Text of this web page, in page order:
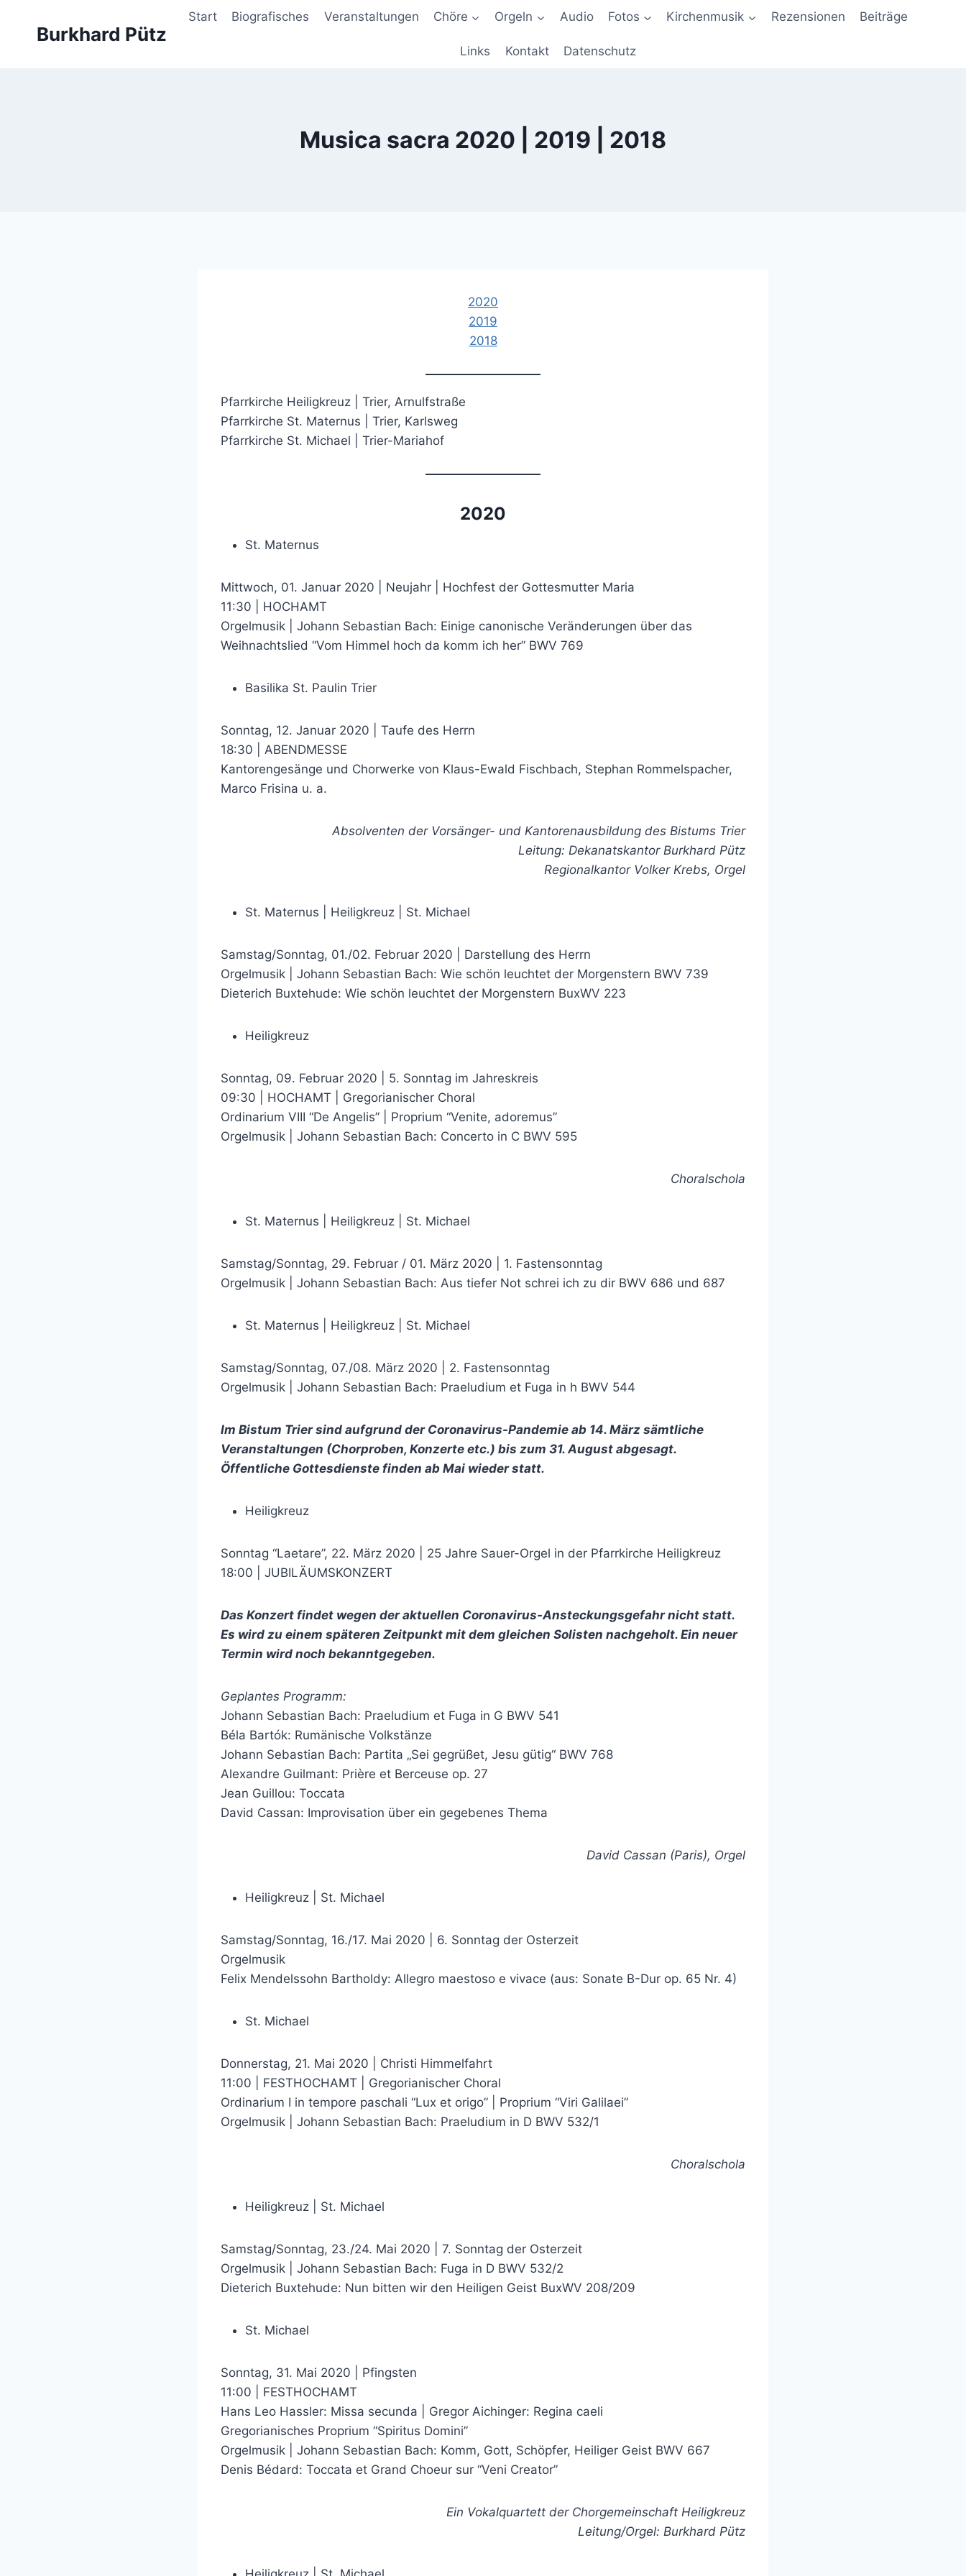
Burkhard Pütz
Start Biografisches Veranstaltungen Chöre Orgeln Audio Fotos Kirchenmusik Rezensionen Beiträge
Links Kontakt Datenschutz
Musica sacra 2020 | 2019 | 2018
2020
2019
2018
Pfarrkirche Heiligkreuz | Trier, Arnulfstraße
Pfarrkirche St. Maternus | Trier, Karlsweg
Pfarrkirche St. Michael | Trier-Mariahof
2020
St. Maternus
Mittwoch, 01. Januar 2020 | Neujahr | Hochfest der Gottesmutter Maria
11:30 | HOCHAMT
Orgelmusik | Johann Sebastian Bach: Einige canonische Veränderungen über das
Weihnachtslied “Vom Himmel hoch da komm ich her” BWV 769
Basilika St. Paulin Trier
Sonntag, 12. Januar 2020 | Taufe des Herrn
18:30 | ABENDMESSE
Kantorengesänge und Chorwerke von Klaus-Ewald Fischbach, Stephan Rommelspacher,
Marco Frisina u. a.
Absolventen der Vorsänger- und Kantorenausbildung des Bistums Trier
Leitung: Dekanatskantor Burkhard Pütz
Regionalkantor Volker Krebs, Orgel
St. Maternus | Heiligkreuz | St. Michael
Samstag/Sonntag, 01./02. Februar 2020 | Darstellung des Herrn
Orgelmusik | Johann Sebastian Bach: Wie schön leuchtet der Morgenstern BWV 739
Dieterich Buxtehude: Wie schön leuchtet der Morgenstern BuxWV 223
Heiligkreuz
Sonntag, 09. Februar 2020 | 5. Sonntag im Jahreskreis
09:30 | HOCHAMT | Gregorianischer Choral
Ordinarium VIII “De Angelis” | Proprium “Venite, adoremus”
Orgelmusik | Johann Sebastian Bach: Concerto in C BWV 595
Choralschola
St. Maternus | Heiligkreuz | St. Michael
Samstag/Sonntag, 29. Februar / 01. März 2020 | 1. Fastensonntag
Orgelmusik | Johann Sebastian Bach: Aus tiefer Not schrei ich zu dir BWV 686 und 687
St. Maternus | Heiligkreuz | St. Michael
Samstag/Sonntag, 07./08. März 2020 | 2. Fastensonntag
Orgelmusik | Johann Sebastian Bach: Praeludium et Fuga in h BWV 544
Im Bistum Trier sind aufgrund der Coronavirus-Pandemie ab 14. März sämtliche
Veranstaltungen (Chorproben, Konzerte etc.) bis zum 31. August abgesagt.
Öffentliche Gottesdienste finden ab Mai wieder statt.
Heiligkreuz
Sonntag “Laetare”, 22. März 2020 | 25 Jahre Sauer-Orgel in der Pfarrkirche Heiligkreuz
18:00 | JUBILÄUMSKONZERT
Das Konzert findet wegen der aktuellen Coronavirus-Ansteckungsgefahr nicht statt.
Es wird zu einem späteren Zeitpunkt mit dem gleichen Solisten nachgeholt. Ein neuer
Termin wird noch bekanntgegeben.
Geplantes Programm:
Johann Sebastian Bach: Praeludium et Fuga in G BWV 541
Béla Bartók: Rumänische Volkstänze
Johann Sebastian Bach: Partita „Sei gegrüßet, Jesu gütig“ BWV 768
Alexandre Guilmant: Prière et Berceuse op. 27
Jean Guillou: Toccata
David Cassan: Improvisation über ein gegebenes Thema
David Cassan (Paris), Orgel
Heiligkreuz | St. Michael
Samstag/Sonntag, 16./17. Mai 2020 | 6. Sonntag der Osterzeit
Orgelmusik
Felix Mendelssohn Bartholdy: Allegro maestoso e vivace (aus: Sonate B-Dur op. 65 Nr. 4)
St. Michael
Donnerstag, 21. Mai 2020 | Christi Himmelfahrt
11:00 | FESTHOCHAMT | Gregorianischer Choral
Ordinarium I in tempore paschali “Lux et origo” | Proprium “Viri Galilaei”
Orgelmusik | Johann Sebastian Bach: Praeludium in D BWV 532/1
Choralschola
Heiligkreuz | St. Michael
Samstag/Sonntag, 23./24. Mai 2020 | 7. Sonntag der Osterzeit
Orgelmusik | Johann Sebastian Bach: Fuga in D BWV 532/2
Dieterich Buxtehude: Nun bitten wir den Heiligen Geist BuxWV 208/209
St. Michael
Sonntag, 31. Mai 2020 | Pfingsten
11:00 | FESTHOCHAMT
Hans Leo Hassler: Missa secunda | Gregor Aichinger: Regina caeli
Gregorianisches Proprium “Spiritus Domini”
Orgelmusik | Johann Sebastian Bach: Komm, Gott, Schöpfer, Heiliger Geist BWV 667
Denis Bédard: Toccata et Grand Choeur sur “Veni Creator”
Ein Vokalquartett der Chorgemeinschaft Heiligkreuz
Leitung/Orgel: Burkhard Pütz